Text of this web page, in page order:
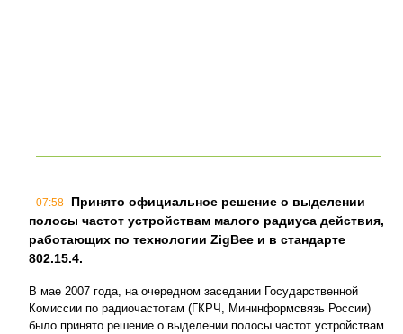
07:58
Принято официальное решение о выделении
полосы частот устройствам малого радиуса действия,
работающих по технологии ZigBee и в стандарте
802.15.4.
В мае 2007 года, на очередном заседании Государственной
Комиссии по радиочастотам (ГКРЧ, Мининформсвязь России)
было принято решение о выделении полосы частот устройствам